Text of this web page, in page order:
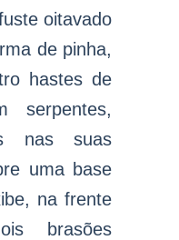
oitavado
de pinha,
hastes de
serpentes,
nas suas
uma base
na frente
brasões